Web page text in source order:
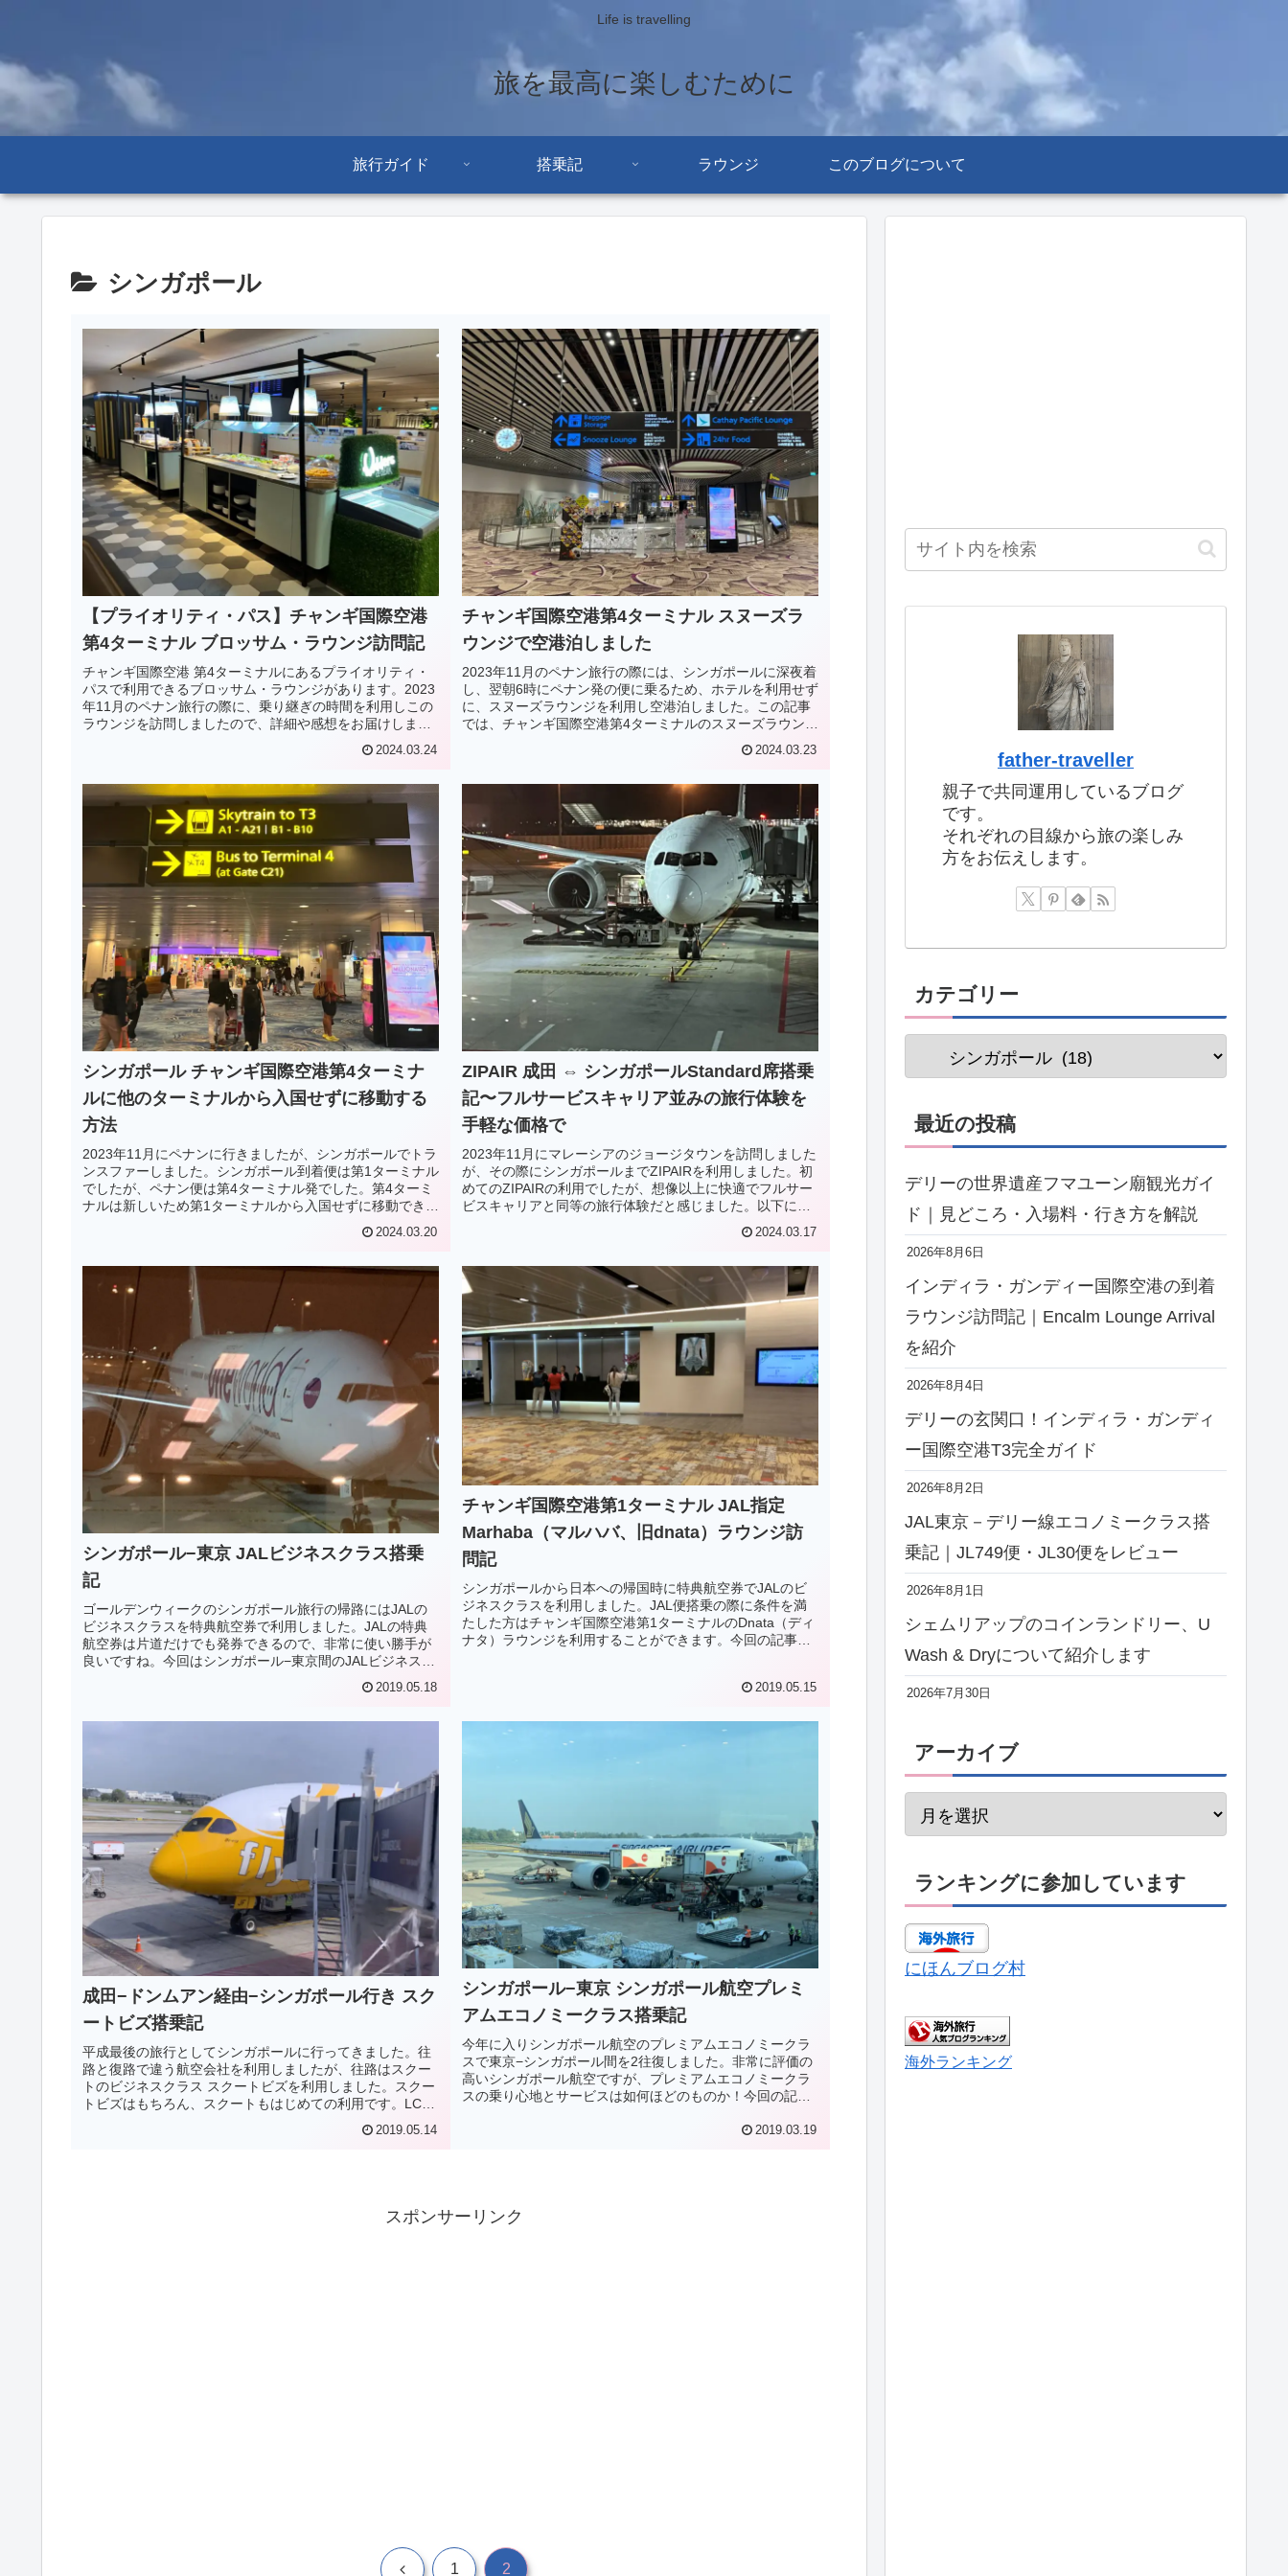
Life is travelling
旅を最高に楽しむために
旅行ガイド 搭乗記 ラウンジ このブログについて
シンガポール
【プライオリティ・パス】チャンギ国際空港
第4ターミナル ブロッサム・ラウンジ訪問記
チャンギ国際空港 第4ターミナルにあるプライオリティ・
パスで利用できるブロッサム・ラウンジがあります。2023
年11月のペナン旅行の際に、乗り継ぎの時間を利用しこの
ラウンジを訪問しましたので、詳細や感想をお届けしま
2024.03.24
チャンギ国際空港第4ターミナル スヌーズラ
ウンジで空港泊しました
2023年11月のペナン旅行の際には、シンガポールに深夜着
し、翌朝6時にペナン発の便に乗るため、ホテルを利用せず
に、スヌーズラウンジを利用し空港泊しました。この記事
では、チャンギ国際空港第4ターミナルのスヌーズラウンジ
2024.03.23
シンガポール チャンギ国際空港第4ターミナ
ルに他のターミナルから入国せずに移動する
方法
2023年11月にペナンに行きましたが、シンガポールでトラ
ンスファーしました。シンガポール到着便は第1ターミナル
でしたが、ペナン便は第4ターミナル発でした。第4ターミ
ナルは新しいため第1ターミナルから入国せずに移動できる
か情報が少なく不安でしたが問題なくできました。ただ、
注意点もあります。今回の記事では第1ターミナルから第4
2024.03.20
ZIPAIR 成田 ⇔ シンガポールStandard席搭乗
記〜フルサービスキャリア並みの旅行体験を
手軽な価格で
2023年11月にマレーシアのジョージタウンを訪問しました
が、その際にシンガポールまでZIPAIRを利用しました。初
めてのZIPAIRの利用でしたが、想像以上に快適でフルサー
ビスキャリアと同等の旅行体験だと感じました。以下に詳
2024.03.17
シンガポール−東京 JALビジネスクラス搭乗
記
ゴールデンウィークのシンガポール旅行の帰路にはJALの
ビジネスクラスを特典航空券で利用しました。JALの特典
航空券は片道だけでも発券できるので、非常に使い勝手が
良いですね。今回はシンガポール−東京間のJALビジネスク
2019.05.18
チャンギ国際空港第1ターミナル JAL指定
Marhaba（マルハバ、旧dnata）ラウンジ訪
問記
シンガポールから日本への帰国時に特典航空券でJALのビ
ジネスクラスを利用しました。JAL便搭乗の際に条件を満
たした方はチャンギ国際空港第1ターミナルのDnata（ディ
ナタ）ラウンジを利用することができます。今回の記事で
2019.05.15
成田−ドンムアン経由−シンガポール行き スク
ートビズ搭乗記
平成最後の旅行としてシンガポールに行ってきました。往
路と復路で違う航空会社を利用しましたが、往路はスクー
トのビジネスクラス スクートビズを利用しました。スクー
トビズはもちろん、スクートもはじめての利用です。LCC
す。今回の記事では成田−シンガポール間のスクートビズに
2019.05.14
シンガポール−東京 シンガポール航空プレミ
アムエコノミークラス搭乗記
今年に入りシンガポール航空のプレミアムエコノミークラ
スで東京−シンガポール間を2往復しました。非常に評価の
高いシンガポール航空ですが、プレミアムエコノミークラ
スの乗り心地とサービスは如何ほどのものか！今回の記事
2019.03.19
スポンサーリンク
前 1 2
father-traveller
親子で共同運用しているブログ
です。
それぞれの目線から旅の楽しみ
方をお伝えします。
カテゴリー
最近の投稿
デリーの世界遺産フマユーン廟観光ガイ
ド｜見どころ・入場料・行き方を解説
2026年8月6日
インディラ・ガンディー国際空港の到着
ラウンジ訪問記｜Encalm Lounge Arrival
を紹介
2026年8月4日
デリーの玄関口！インディラ・ガンディ
ー国際空港T3完全ガイド
2026年8月2日
JAL東京－デリー線エコノミークラス搭
乗記｜JL749便・JL30便をレビュー
2026年8月1日
シェムリアップのコインランドリー、U
Wash & Dryについて紹介します
2026年7月30日
アーカイブ
ランキングに参加しています
にほんブログ村
海外ランキング